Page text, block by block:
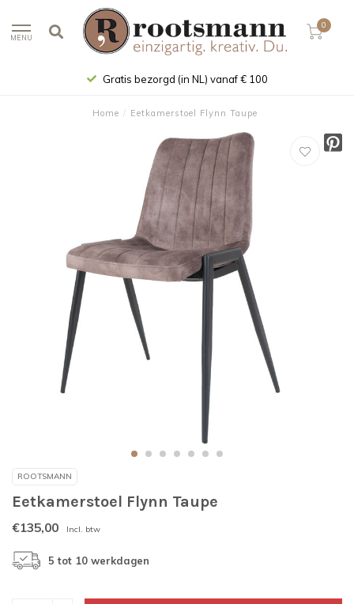
MENU
0
Gratis bezorgd (in NL) vanaf € 100
Home / Eetkamerstoel Flynn Taupe
ROOTSMANN
Eetkamerstoel Flynn Taupe
€135,00 Incl. btw
5 tot 10 werkdagen